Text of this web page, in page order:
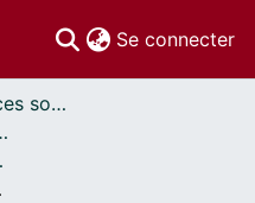
Se connecter
Faculté des sciences sociales // Faculty of Social Sciences
Work
Papers